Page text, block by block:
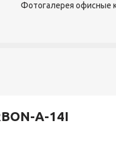
Фотогалерея офисные
A-14I